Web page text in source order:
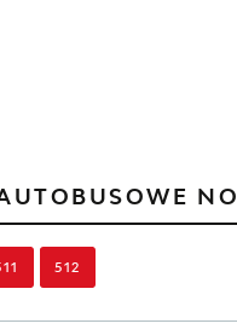
512